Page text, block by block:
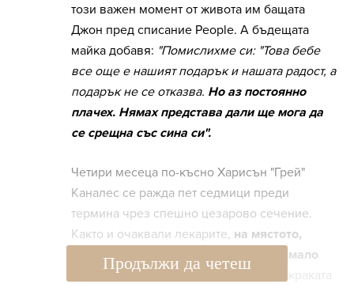
този важен момент от живота им бащата
Джон пред списание People. А бъдещата
майка добавя: "Помислихме си: "Това бебе
все още е нашият подарък и нашата радост, а
подарък не се отказва. Но аз постоянно
плачех. Нямах представа дали ще мога да
се срещна със сина си".
Четири месеца по-късно Харисън "Грей"
Каналес се ражда пет седмици преди
термина чрез спешно цезарово сечение.
Както и очаквали лекарите, на мястото,
където трябвало да бъде носът му, имало
зееща дупка, липсвали и клепачи,
а краката
Продължи да четеш